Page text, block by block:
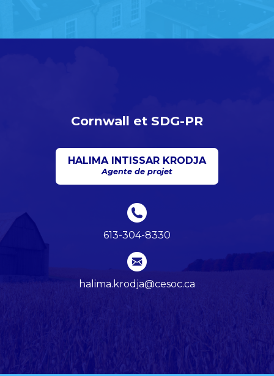
Cornwall et SDG-PR
HALIMA INTISSAR KRODJA
Agente de projet
613-304-8330
halima.krodja@cesoc.ca